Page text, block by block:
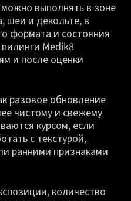
можно выполнять в зоне
шеи и декольте, в
формата и состояния
пилинги Medik8
и после оценки
разовое обновление
чистому и свежему
курсом, если
с текстурой,
ранними признаками
количество